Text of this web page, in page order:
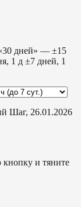
дней» — ±15
1 д ±7 дней, 1
Шаг, 26.01.2026
и тяните